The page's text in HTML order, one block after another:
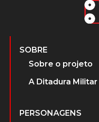
SOBRE
Sobre o projeto
A Ditadura Militar
PERSONAGENS